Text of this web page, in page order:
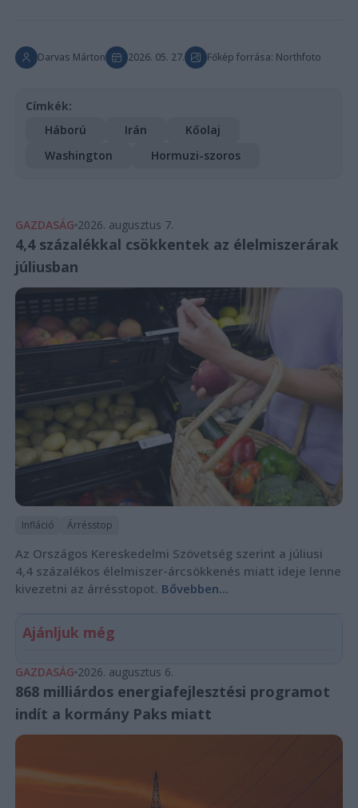
Darvas Márton 2026. 05. 27. Főkép forrása: Northfoto
Címkék:
Háború
Irán
Kőolaj
Washington
Hormuzi-szoros
GAZDASÁG 2026. augusztus 7.
4,4 százalékkal csökkentek az élelmiszerárak
júliusban
Infláció Árrésstop
Az Országos Kereskedelmi Szövetség szerint a júliusi
4,4 százalékos élelmiszer-árcsökkenés miatt ideje lenne
kivezetni az árrésstopot. Bővebben...
Ajánljuk még
GAZDASÁG 2026. augusztus 6.
868 milliárdos energiafejlesztési programot
indít a kormány Paks miatt